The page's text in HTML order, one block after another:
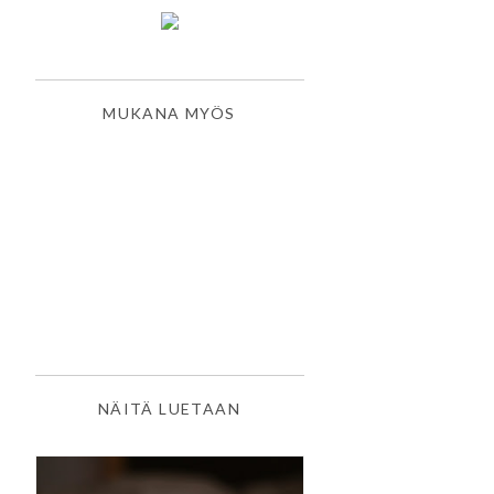
MUKANA MYÖS
NÄITÄ LUETAAN